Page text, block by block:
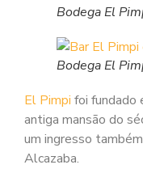
Bodega El
Bodega El
El Pimpi foi fundado
antiga mansão do
um ingresso
Alcazaba.